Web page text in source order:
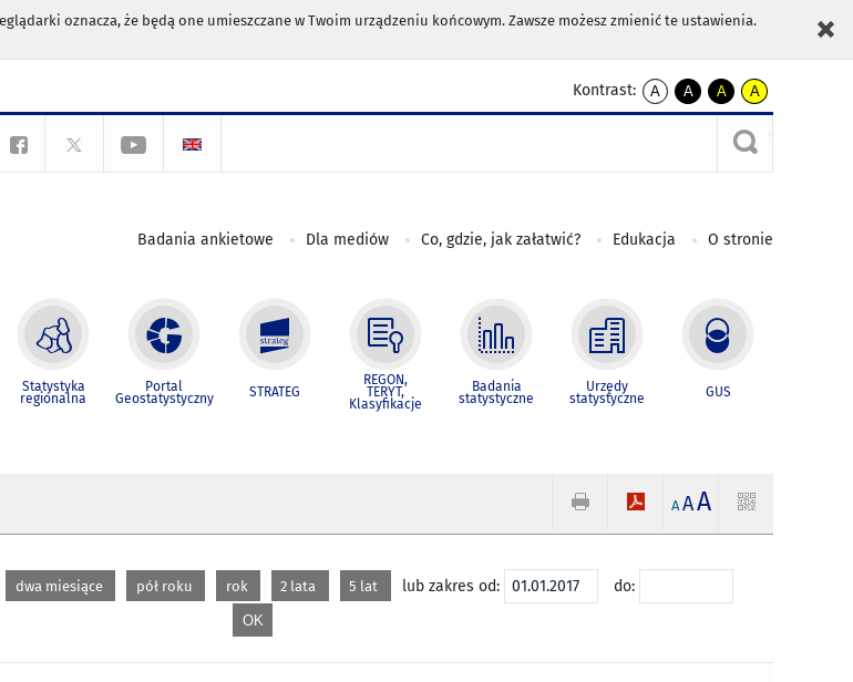
oznacza, że będą one umieszczane w Twoim urządzeniu końcowym. Zawsze możesz zmienić te ustawienia.
Kontrast:
A
kontrast
A
kontrast
czarnym
A
kontrast
żółty
tekst
czarnym
A
kontrast
czarny
tekst
żółtym
Badania ankietowe Dla mediów Co, gdzie, jak załatwić? Edukacja O stronie
Statystyka
regionalna
Portal
Geostatystyczny STRATEG
REGON,
TERYT,
Klasyfikacje
Badania
statystyczne
Urzędy
statystyczne GUS
A AA
dwa miesiące pół roku rok 2 lata 5 lat lub zakres od: do: